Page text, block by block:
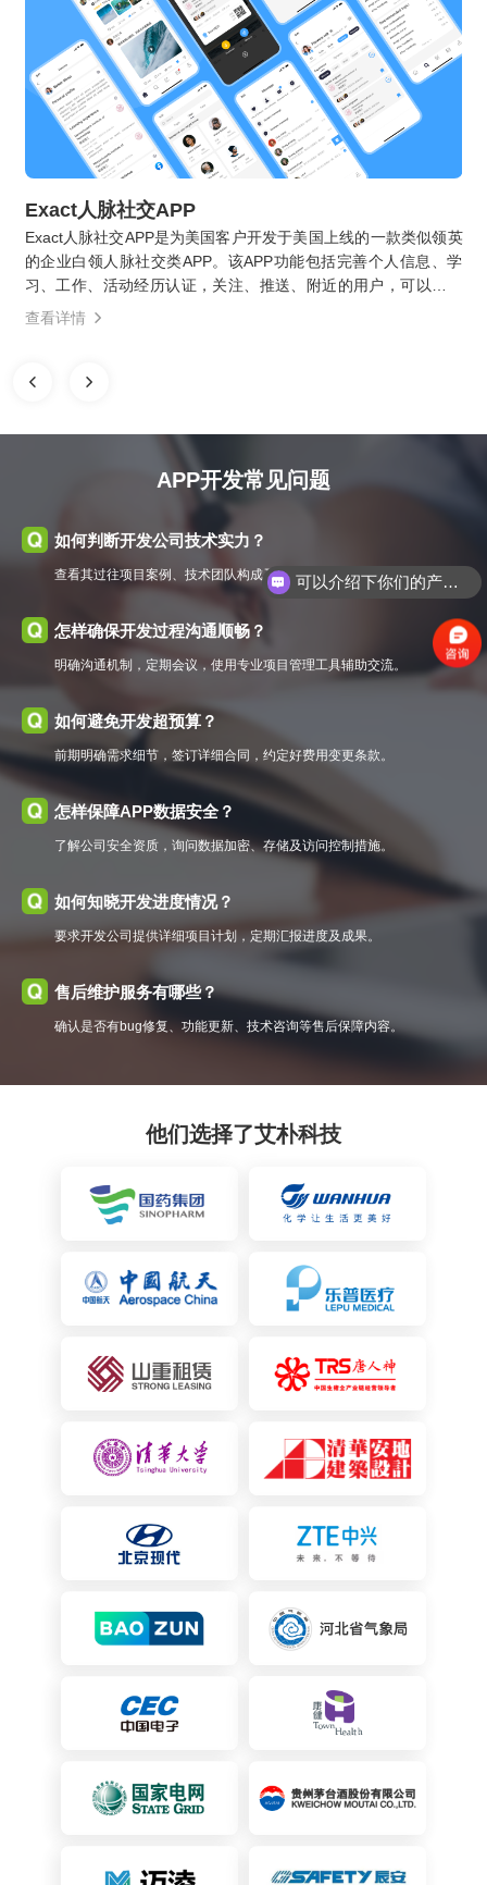
Exact人脉社交APP
Exact人脉社交APP是为美国客户开发于美国上线的一款类似领英
的企业白领人脉社交类APP。该APP功能包括完善个人信息、学
习、工作、活动经历认证，关注、推送、附近的用户，可以进行
话题、帖子、用户的搜索，个人简历、经历的管理等。
查看详情
APP开发常见问题
如何判断开发公司技术实力？
查看其过往项目案例、技术团队构成及采用的技术栈是否先进。
怎样确保开发过程沟通顺畅？
明确沟通机制，定期会议，使用专业项目管理工具辅助交流。
如何避免开发超预算？
前期明确需求细节，签订详细合同，约定好费用变更条款。
怎样保障APP数据安全？
了解公司安全资质，询问数据加密、存储及访问控制措施。
如何知晓开发进度情况？
要求开发公司提供详细项目计划，定期汇报进度及成果。
售后维护服务有哪些？
确认是否有bug修复、功能更新、技术咨询等售后保障内容。
他们选择了艾朴科技
可以介绍下你们的产品么
你们是怎么收费的呢